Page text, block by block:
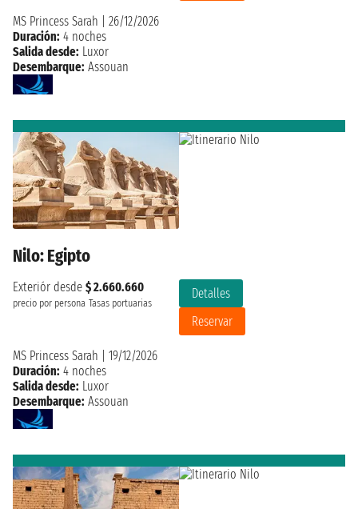
MS Princess Sarah
26/12/2026
Duración: 4 noches
Salida desde: Luxor
Desembarque: Assouan
Nilo: Egipto
Exteriór desde $ 2.660.660
precio por persona Tasas portuarias
Detalles
Reservar
MS Princess Sarah
19/12/2026
Duración: 4 noches
Salida desde: Luxor
Desembarque: Assouan